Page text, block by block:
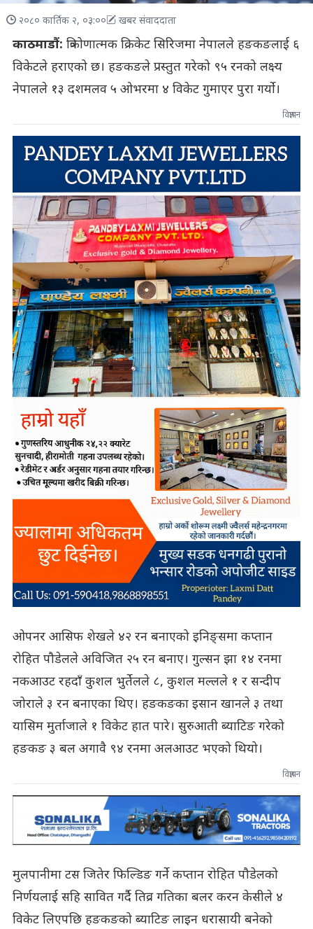
२०८० कार्तिक २, ०३:०० खबर संवाददाता
काठमाडौं: त्रिकोणात्मक क्रिकेट सिरिजमा नेपालले हङकङलाई ६
विकेटले हराएको छ। हङकङले प्रस्तुत गरेको ९५ रनको लक्ष्य
नेपालले १३ दशमलव ५ ओभरमा ४ विकेट गुमाएर पुरा गर्यो।
विज्ञापन
ओपनर आसिफ शेखले ४२ रन बनाएको इनिङ्समा कप्तान
रोहित पौडेलले अविजित २५ रन बनाए। गुल्सन झा १४ रनमा
नकआउट रहदाँ कुशल भुर्तेलले ८, कुशल मल्लले १ र सन्दीप
जोराले ३ रन बनाएका थिए। हङकङका इसान खानले ३ तथा
यासिम मुर्ताजाले १ विकेट हात पारे। सुरुआती ब्याटिङ गरेको
हङकङ ३ बल अगावै ९४ रनमा अलआउट भएको थियो।
विज्ञापन
मुलपानीमा टस जितेर फिल्डिङ गर्ने कप्तान रोहित पौडेलको
निर्णयलाई सहि सावित गर्दै तिव्र गतिका बलर करन केसीले ४
विकेट लिएपछि हङकङको ब्याटिङ लाइन धरासायी बनेको